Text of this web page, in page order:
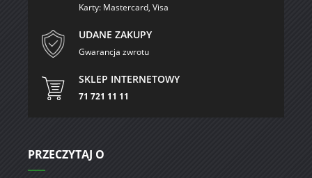
Karty: Mastercard, Visa
UDANE ZAKUPY
Gwarancja zwrotu
SKLEP INTERNETOWY
71 721 11 11
PRZECZYTAJ O